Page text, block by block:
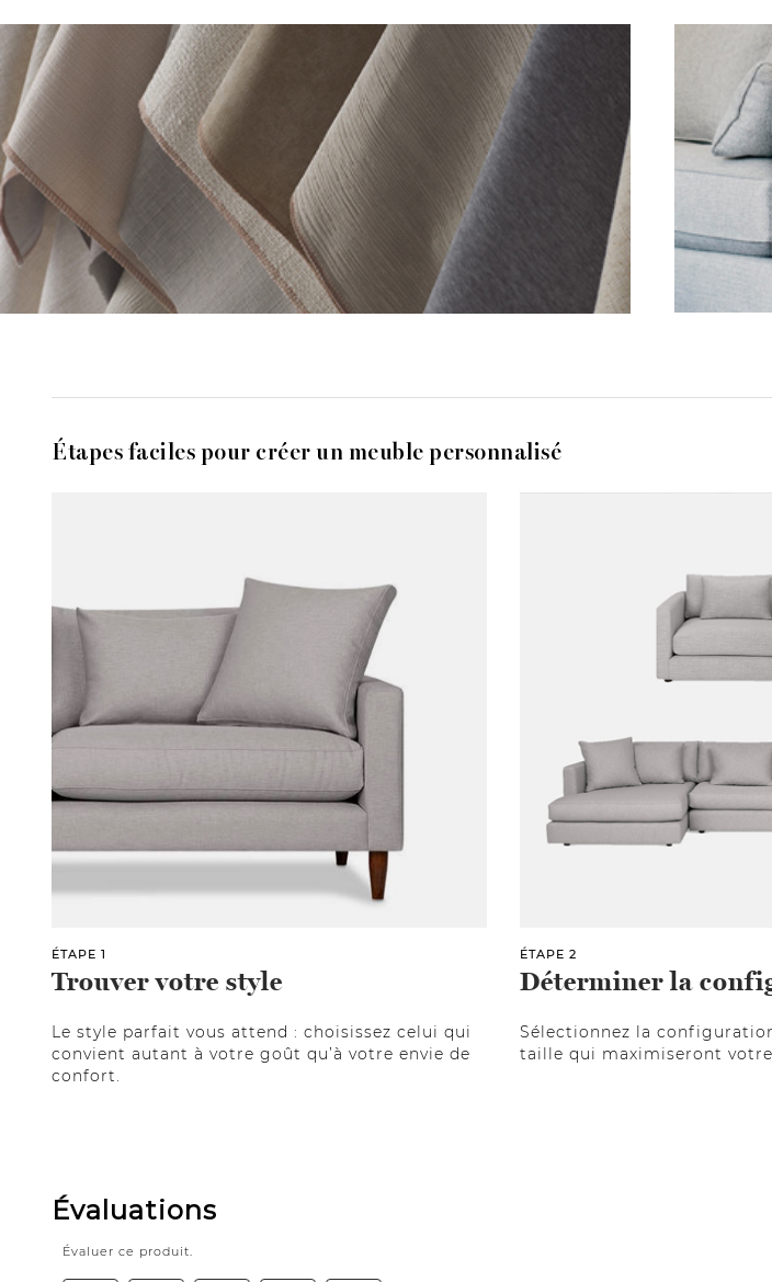
Étapes faciles pour créer un meuble personnalisé
ÉTAPE 1
Trouver votre style
Le style parfait vous attend : choisissez celui qui
convient autant à votre goût qu’à votre envie de
confort.
ÉTAPE 2
Déterminer la
Sélectionnez la
taille qui maximiseront votre